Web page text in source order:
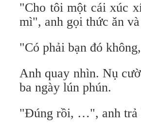
"Cho tôi một cái xúc
mì", anh gọi thức ăn
"Có phải bạn đó
Anh quay nhìn. Nụ
ba ngày lún phún.
"Đúng rồi, …", anh trả